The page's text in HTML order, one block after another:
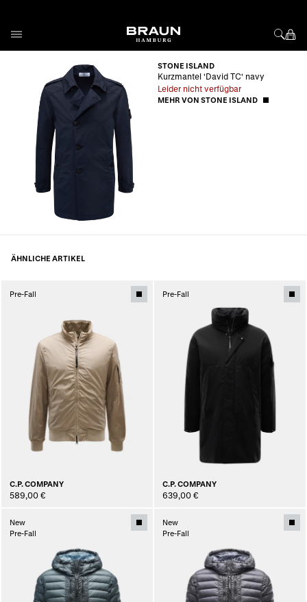
STONE ISLAND
Kurzmantel 'David TC' navy
Leider nicht verfügbar
MEHR VON STONE ISLAND
ÄHNLICHE ARTIKEL
Pre-Fall
C.P. COMPANY
589,00 €
Pre-Fall
C.P. COMPANY
639,00 €
New
Pre-Fall
New
Pre-Fall